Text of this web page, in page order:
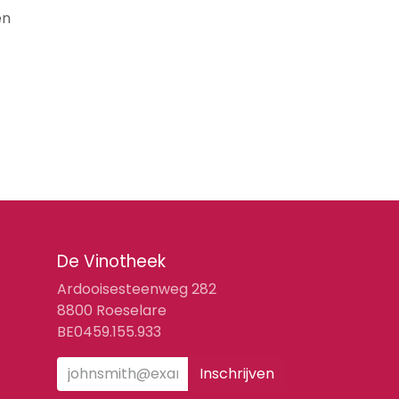
De Vinotheek
Ardooisesteenweg 282
8800 Roeselare
BE0459.155.933
Inschrijven